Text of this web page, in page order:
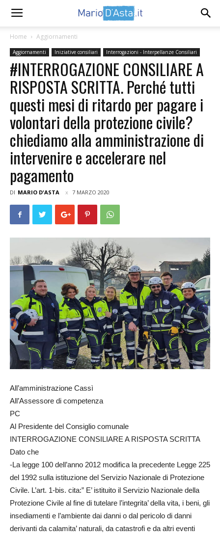
Home Aggiornamenti
Aggiornamenti Iniziative consiliari Interrogazioni - Interpellanze Consiliari
#INTERROGAZIONE CONSILIARE A
RISPOSTA SCRITTA. Perché tutti
questi mesi di ritardo per pagare i
volontari della protezione civile?
chiediamo alla amministrazione di
intervenire e accelerare nel
pagamento
DI MARIO D'ASTA 7 MARZO 2020
All’amministrazione Cassì
All’Assessore di competenza
PC
Al Presidente del Consiglio comunale
INTERROGAZIONE CONSILIARE A RISPOSTA SCRITTA
Dato che
-La legge 100 dell’anno 2012 modifica la precedente Legge 225
del 1992 sulla istituzione del Servizio Nazionale di Protezione
Civile. L’art. 1-bis. cita:” E’ istituito il Servizio Nazionale della
Protezione Civile al fine di tutelare l’integrita’ della vita, i beni, gli
insediamenti e l’ambiente dai danni o dal pericolo di danni
derivanti da calamita’ naturali, da catastrofi e da altri eventi